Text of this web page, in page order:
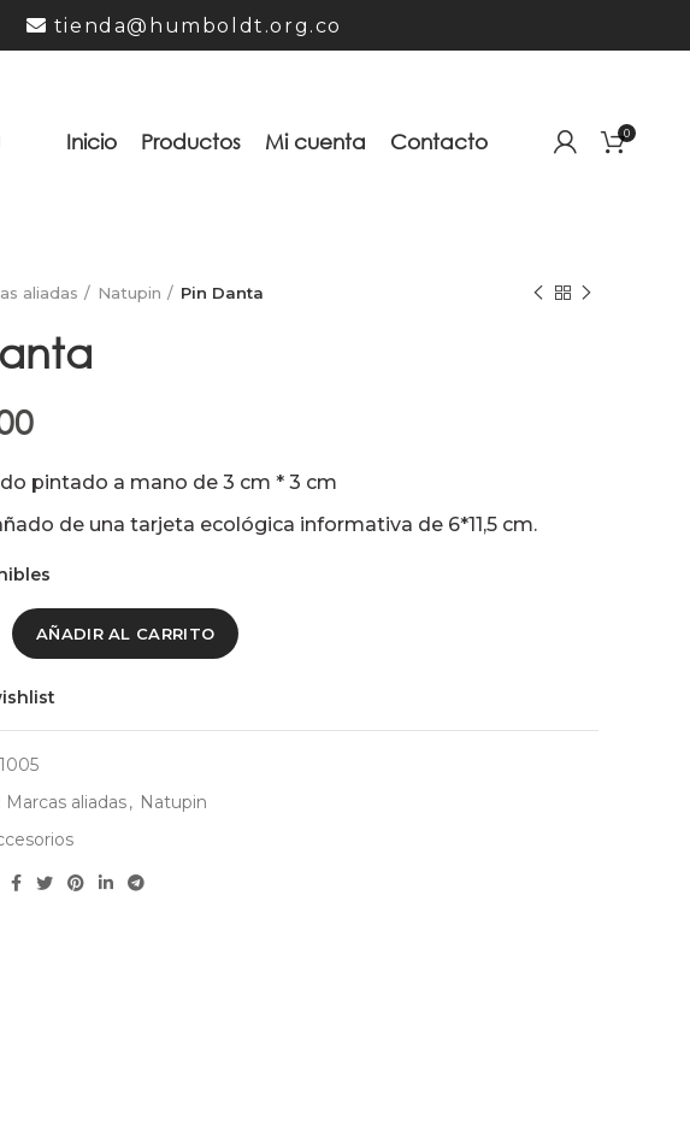
tienda@humboldt.org.co
Inicio Productos Mi cuenta Contacto 0
aliadas Natupin Pin Danta
pintado a mano de 3 cm * 3 cm
de una tarjeta ecológica informativa de 6*11,5 cm.
AÑADIR AL CARRITO
Marcas aliadas, Natupin